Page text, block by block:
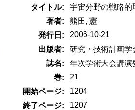
タイトル:
宇宙分野の戦略的
著者:
熊田, 憲
発行日:
2006-10-21
出版者:
研究・技術計画学
誌名:
年次学術大会講演
巻:
21
開始ページ:
1204
終了ページ:
1207